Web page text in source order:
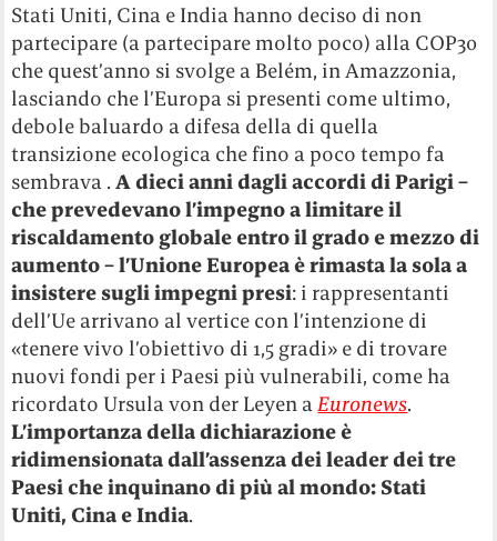
Stati Uniti, Cina e India hanno deciso di non
partecipare (a partecipare molto poco) alla COP30
che quest’anno si svolge a Belém, in Amazzonia,
lasciando che l’Europa si presenti come ultimo,
debole baluardo a difesa della di quella
transizione ecologica che fino a poco tempo fa
sembrava .A dieci anni dagli accordi di Parigi –
che prevedevano l’impegno a limitare il
riscaldamento globale entro il grado e mezzo di
aumento – l’Unione Europea è rimasta la sola a
insistere sugli impegni presi: i rappresentanti
dell’Ue arrivano al vertice con l’intenzione di
«tenere vivo l’obiettivo di 1,5 gradi» e di trovare
nuovi fondi per i Paesi più vulnerabili, come ha
ricordato Ursula von der Leyen aEuronews.
L’importanza della dichiarazione è
ridimensionata dall’assenza dei leader dei tre
Paesi che inquinano di più al mondo: Stati
Uniti, Cina e India.